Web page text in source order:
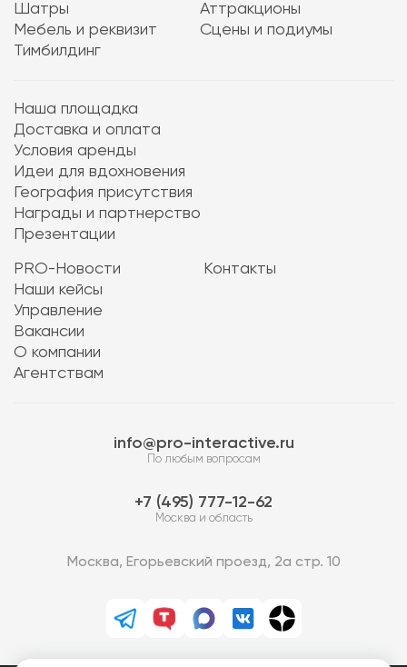
Шатры
Аттракционы
Мебель и реквизит
Сцены и подиумы
Тимбилдинг
Наша площадка
Доставка и оплата
Условия аренды
Идеи для вдохновения
География присутствия
Награды и партнерство
Презентации
PRO-Новости
Наши кейсы
Управление
Вакансии
О компании
Агентствам
Контакты
info@pro-interactive.ru
По любым вопросам
7 (495) 777-12-62
Москва и область
Москва, Егорьевский проезд, 2а стр. 10